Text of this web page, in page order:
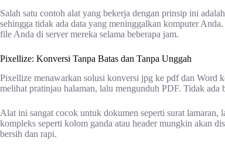
Salah satu contoh alat yang bekerja dengan prinsip ini adalah
sehingga tidak ada data yang meninggalkan komputer
file Anda di server mereka selama beberapa jam.
Pixellize: Konversi Tanpa Batas dan Tanpa Unggah
Pixellize menawarkan solusi konversi jpg ke pdf dan Word
melihat pratinjau halaman, lalu mengunduh PDF. Tidak
Alat ini sangat cocok untuk dokumen seperti surat
kompleks seperti kolom ganda atau header mungkin akan
bersih dan rapi.